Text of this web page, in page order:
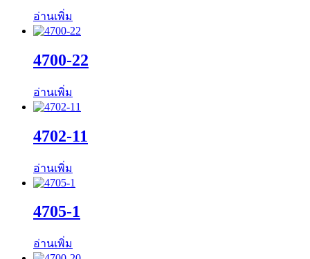
อ่านเพิ่ม
4700-22
อ่านเพิ่ม
4702-11
อ่านเพิ่ม
4705-1
อ่านเพิ่ม